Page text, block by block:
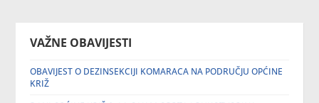
VAŽNE OBAVIJESTI
OBAVIJEST O DEZINSEKCIJI KOMARACA NA PODRUČJU OPĆINE
KRIŽ